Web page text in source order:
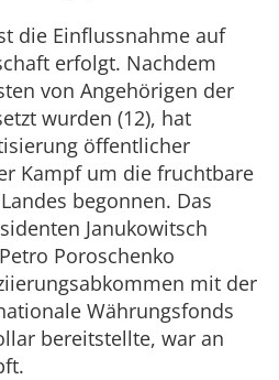
die Einflussnahme auf
erfolgt. Nachdem
von Angehörigen der
wurden (12), hat
öffentlicher
Kampf um die fruchtbare
begonnen. Das
Janukowitsch
Poroschenko
mit der
Währungsfonds
bereitstellte, war an